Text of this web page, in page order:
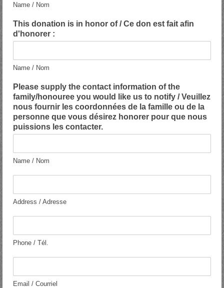
Name / Nom
This donation is in honor of / Ce don est fait afin
d'honorer :
Name / Nom
Please supply the contact information of the
family/honouree you would like us to notify / Veuillez
nous fournir les coordonnées de la famille ou de la
personne que vous désirez honorer pour que nous
puissions les contacter.
Name / Nom
d
e
s
f
o
Address / Adresse
o
e
f
Phone / Tél.
a
Email / Courriel